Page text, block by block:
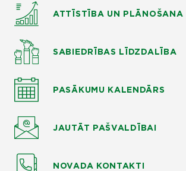
ATTĪSTĪBA UN PLĀNOŠANA
SABIEDRĪBAS LĪDZDALĪBA
PASĀKUMU KALENDĀRS
JAUTĀT PAŠVALDĪBAI
NOVADA KONTAKTI